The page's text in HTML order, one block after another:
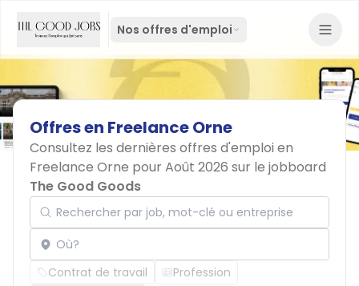
Nos offres d'emploi
Offresen FreelanceOrne
Consultez les dernières offres d'emploi en
Freelance Orne pour Août 2026 sur le jobboard
The Good Goods
Rechercher par job, mot-clé ou entreprise
Localisation
Contrat de travail Profession